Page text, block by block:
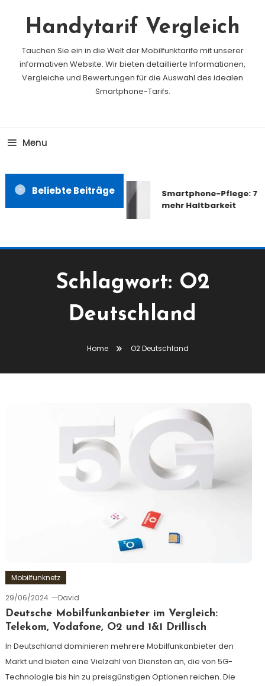
Handytarif Vergleich
Tauchen Sie ein in die Welt der Mobilfunktarife mit unserer
informativen Website. Wir bieten detaillierte Informationen,
Vergleiche und Bewertungen für die Auswahl des idealen
Smartphone-Tarifs.
Menu
Beliebte Beiträge
Smartphone-Pflege: 7
mehr Haltbarkeit
Schlagwort: O2
Deutschland
Home O2 Deutschland
Mobilfunknetz
29/06/2024
David
Deutsche Mobilfunkanbieter im Vergleich:
Telekom, Vodafone, O2 und 1&1 Drillisch
In Deutschland dominieren mehrere Mobilfunkanbieter den
Markt und bieten eine Vielzahl von Diensten an, die von 5G-
Technologie bis hin zu preisgünstigen Optionen reichen. Die